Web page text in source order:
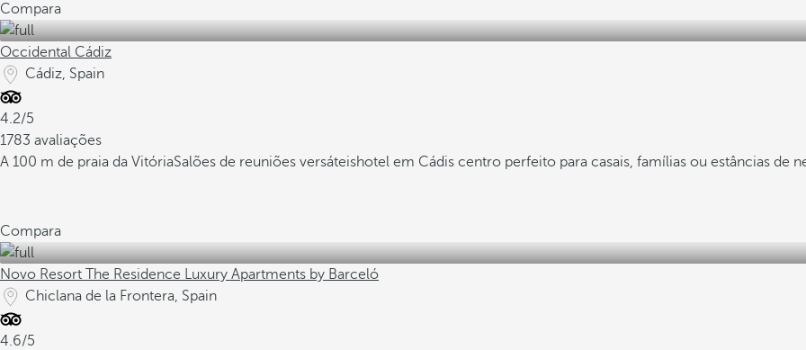
Compara
Occidental Cádiz
Cádiz, Spain
4.2/5
1783 avaliações
A 100 m de praia da VitóriaSalões de reuniões versáteishotel em Cádis centro perfeito para casais, famílias ou estâncias de
Compara
Novo Resort The Residence Luxury Apartments by Barceló
Chiclana de la Frontera, Spain
4.6/5